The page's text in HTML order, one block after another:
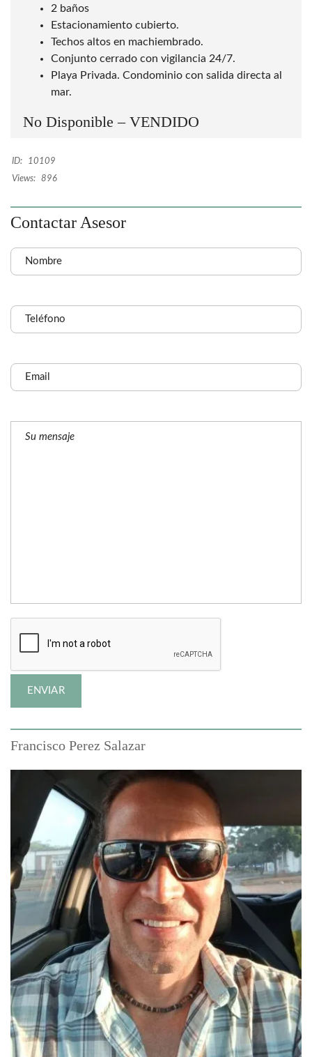
2 baños
Estacionamiento cubierto.
Techos altos en machiembrado.
Conjunto cerrado con vigilancia 24/7.
Playa Privada. Condominio con salida directa al
mar.
No Disponible – VENDIDO
ID:
10109
Views:
896
Contactar Asesor
Francisco Perez Salazar